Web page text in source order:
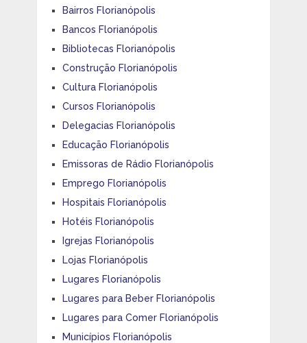
Bairros Florianópolis
Bancos Florianópolis
Bibliotecas Florianópolis
Construção Florianópolis
Cultura Florianópolis
Cursos Florianópolis
Delegacias Florianópolis
Educação Florianópolis
Emissoras de Rádio Florianópolis
Emprego Florianópolis
Hospitais Florianópolis
Hotéis Florianópolis
Igrejas Florianópolis
Lojas Florianópolis
Lugares Florianópolis
Lugares para Beber Florianópolis
Lugares para Comer Florianópolis
Municípios Florianópolis